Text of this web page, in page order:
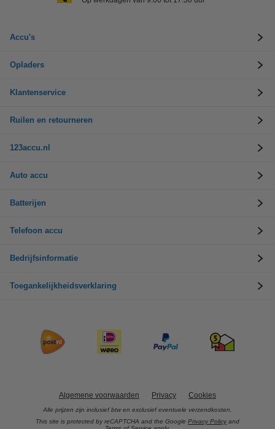
Accu's
Opladers
Klantenservice
Ruilen en retourneren
123accu.nl
Auto accu
Batterijen
Telefoon accu
Bedrijfsinformatie
Toegankelijkheidsverklaring
Algemene voorwaarden Privacy Cookies
Alle prijzen zijn inclusief btw en exclusief eventuele verzendkosten.
This site is protected by reCAPTCHA and the Google Privacy Policy and